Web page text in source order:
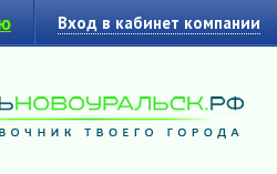
Вход в кабинет компании